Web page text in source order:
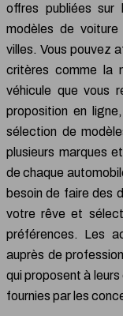
offres publiées sur
modèles de voiture
villes. Vous pouvez
critères comme la
véhicule que vous
proposition en
sélection de
plusieurs marques
de chaque
besoin de faire des
votre rêve et
préférences. Les
auprès de
qui proposent à
fournies par les